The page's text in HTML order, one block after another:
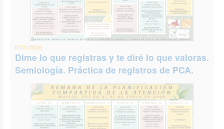
07/01/2026
Dime lo que registras y te diré lo que valoras.
Semiología. Práctica de registros de PCA.